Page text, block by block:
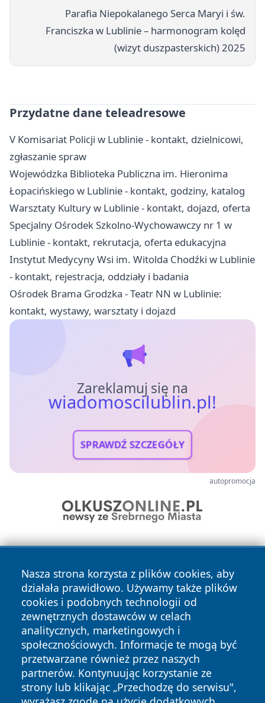
Parafia Niepokalanego Serca Maryi i św.
Franciszka w Lublinie – harmonogram kolęd
(wizyt duszpasterskich) 2025
Przydatne dane teleadresowe
V Komisariat Policji w Lublinie - kontakt, dzielnicowi,
zgłaszanie spraw
Wojewódzka Biblioteka Publiczna im. Hieronima
Łopacińskiego w Lublinie - kontakt, godziny, katalog
Warsztaty Kultury w Lublinie - kontakt, dojazd, oferta
Specjalny Ośrodek Szkolno-Wychowawczy nr 1 w
Lublinie - kontakt, rekrutacja, oferta edukacyjna
Instytut Medycyny Wsi im. Witolda Chodźki w Lublinie
- kontakt, rejestracja, oddziały i badania
Ośrodek Brama Grodzka - Teatr NN w Lublinie:
kontakt, wystawy, warsztaty i dojazd
Zareklamuj się na
wiadomoscilublin.pl!
SPRAWDŹ SZCZEGÓŁY
autopromocja
Nasza strona korzysta z plików cookies, aby
działała prawidłowo. Używamy także plików
cookies i podobnych technologii od
zewnętrznych dostawców w celach
analitycznych, marketingowych i
społecznościowych. Informacje te mogą być
przetwarzane również przez naszych
partnerów. Kontynuując korzystanie ze
strony lub klikając „Przechodzę do serwisu",
Copyright © 2026 wiadomoscilublin.pl Wszystkie prawa
zastrzeżone.
News Autorzy
Polityka
Prywatności
Polityka
Cookies